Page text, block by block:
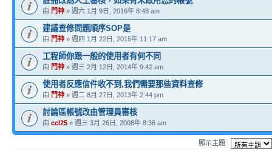
由 門神 » 週六 1月 9日, 2016年 8:48 am
建議查修問題順序SOP是
由 門神 » 週四 1月 22日, 2015年 11:17 am
工程師你跟一般的使用者有何不同
由 門神 » 週三 2月 12日, 2014年 9:42 am
使用者反應信件收不到,我們需要那些資料查修
由 門神 » 週二 8月 27日, 2013年 2:44 pm
討論區帳號改由管理員審核
由 ccl25 » 週三 3月 26日, 2008年 8:36 am
顯示主題 :